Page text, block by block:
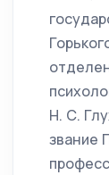
Н. С.
звание